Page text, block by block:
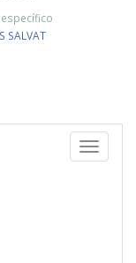
SALVAT
Toggle